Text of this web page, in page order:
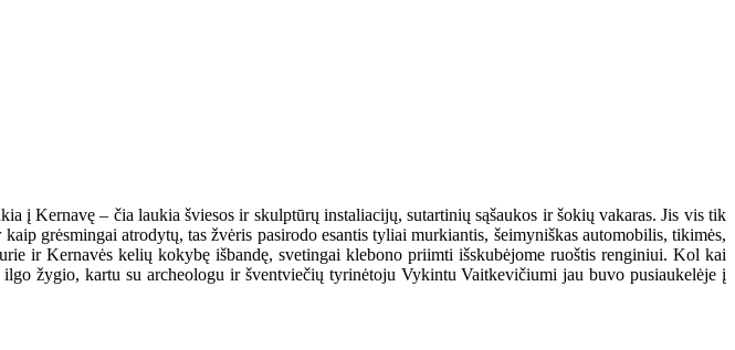
į Kernavę – čia laukia šviesos ir skulptūrų instaliacijų, sutartinių sąšaukos ir šokių vakaras. Jis vis tik
grėsmingai atrodytų, tas žvėris pasirodo esantis tyliai murkiantis, šeimyniškas automobilis, tikimės,
ir Kernavės kelių kokybę išbandę, svetingai klebono priimti išskubėjome ruoštis renginiui. Kol kai
žygio, kartu su archeologu ir šventviečių tyrinėtoju Vykintu Vaitkevičiumi jau buvo pusiaukelėje į